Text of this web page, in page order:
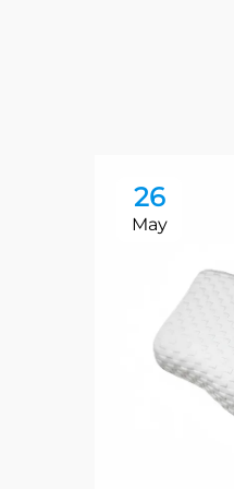
26
May